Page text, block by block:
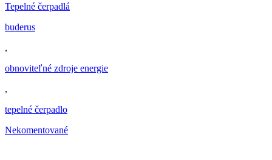
Tepelné čerpadlá
buderus
,
obnoviteľné zdroje energie
,
tepelné čerpadlo
Nekomentované